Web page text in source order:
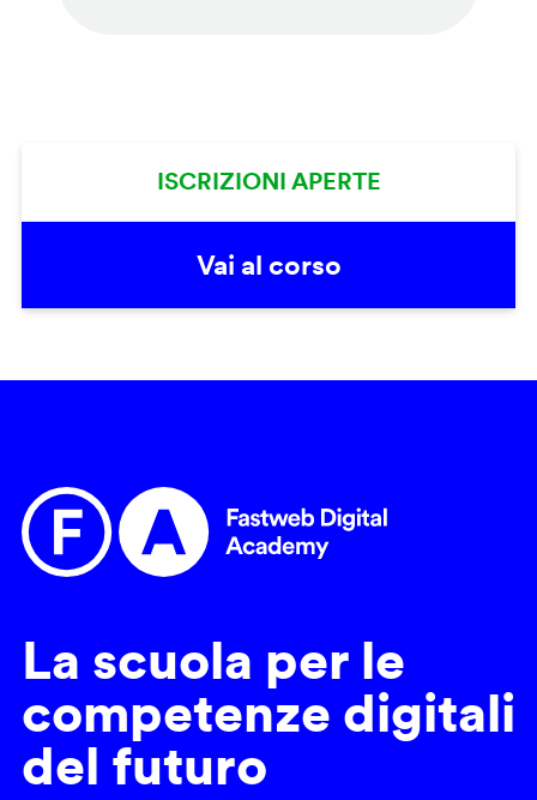
ISCRIZIONI APERTE
Vai al corso
La scuola per le
competenze digitali
del futuro